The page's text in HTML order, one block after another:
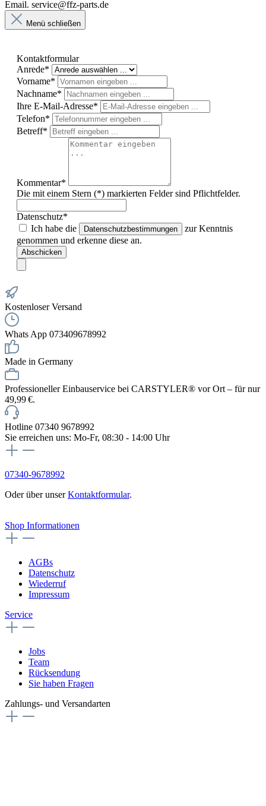
Email. service@ffz-parts.de
Menü schließen
Kontaktformular
Anrede*
Vorname*
Nachname*
Ihre E-Mail-Adresse*
Telefon*
Betreff*
Kommentar*
Die mit einem Stern (*) markierten Felder sind Pflichtfelder.
Datenschutz*
Ich habe die
Datenschutzbestimmungen
zur Kenntnis
genommen und erkenne diese an.
Abschicken
Kostenloser Versand
Whats App 073409678992
Made in Germany
Professioneller Einbauservice bei CARSTYLER® vor Ort – für nur
49,99 €.
Hotline 07340 9678992
Sie erreichen uns: Mo-Fr, 08:30 - 14:00 Uhr
07340-9678992
Oder über unserKontaktformular.
Shop Informationen
AGBs
Datenschutz
Wiederruf
Impressum
Service
Jobs
Team
Rücksendung
Sie haben Fragen
Zahlungs- und Versandarten